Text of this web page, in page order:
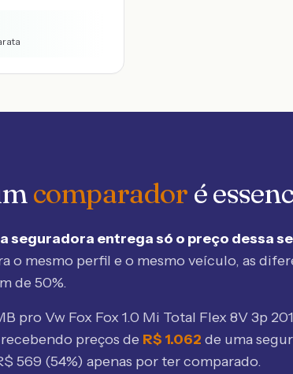
comparador é
seguradora entrega só o preço dessa
o mesmo perfil e o mesmo veículo, as
de 50%.
pro Vw Fox Fox 1.0 Mi Total Flex 8V 3p
preços de R$ 1.062 de uma
569 (54%) apenas por ter comparado.